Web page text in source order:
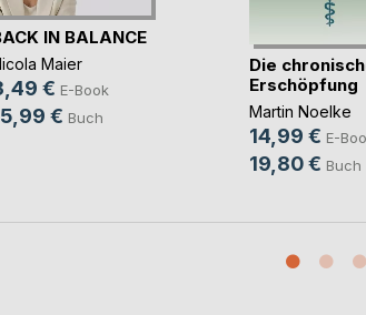
IN BALANCE
Maier
€ E-Book
€ Buch
Die
Erschöpfung
Martin Noelke
14,99 € E-
19,80 € Buch